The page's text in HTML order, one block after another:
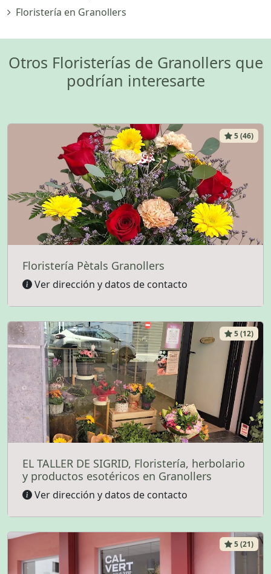
Floristería en Granollers
Otros Floristerías de Granollers que
podrían interesarte
5 (46)
Floristería Pètals Granollers
Ver dirección y datos de contacto
5 (12)
EL TALLER DE SIGRID, Floristería, herbolario
y productos esotéricos en Granollers
Ver dirección y datos de contacto
5 (21)